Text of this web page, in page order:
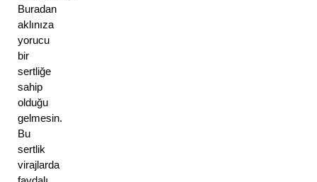
Buradan
aklınıza
yorucu
bir
sertliğe
sahip
olduğu
gelmesin.
Bu
sertlik
virajlarda